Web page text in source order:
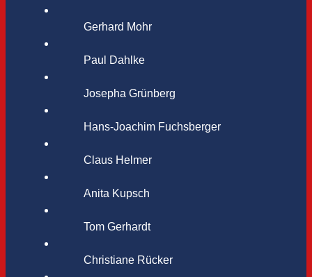
Gerhard Mohr
Paul Dahlke
Josepha Grünberg
Hans-Joachim Fuchsberger
Claus Helmer
Anita Kupsch
Tom Gerhardt
Christiane Rücker